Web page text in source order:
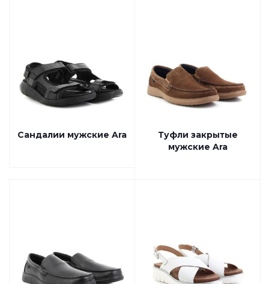
Сандалии мужские Ara
Туфли закрытые
мужские Ara